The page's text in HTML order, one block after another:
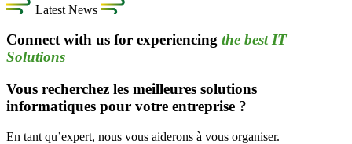
Latest News
Connect with us for experiencing the best IT
Solutions
Vous recherchez les meilleures solutions
informatiques pour votre entreprise ?
En tant qu’expert, nous vous aiderons à vous organiser.